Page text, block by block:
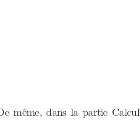
même, dans la partie Calcul